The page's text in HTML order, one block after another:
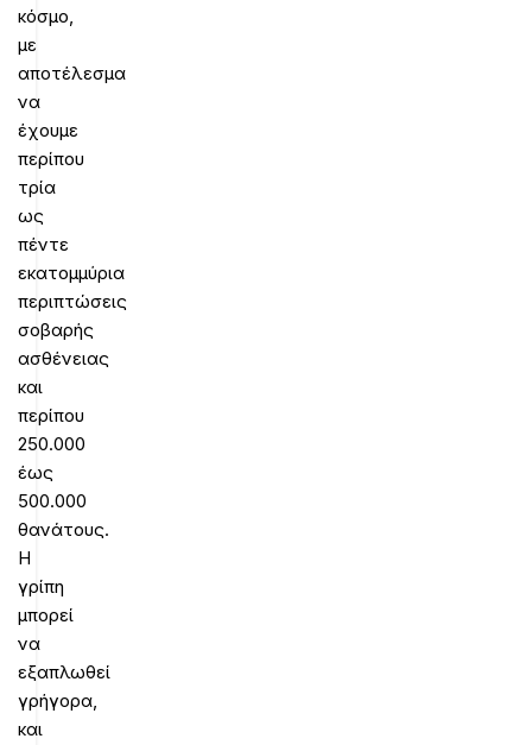
κόσμο,
με
αποτέλεσμα
να
έχουμε
περίπου
τρία
ως
πέντε
εκατομμύρια
περιπτώσεις
σοβαρής
ασθένειας
και
περίπου
250.000
έως
500.000
θανάτους.
Η
γρίπη
μπορεί
να
εξαπλωθεί
γρήγορα,
και